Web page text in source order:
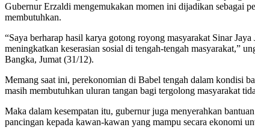
Gubernur Erzaldi mengemukakan momen ini dijadikan sebagai
membutuhkan.
“Saya berharap hasil karya gotong royong masyarakat Sinar
meningkatkan keserasian sosial di tengah-tengah masyarakat,”
Bangka, Jumat (31/12).
Memang saat ini, perekonomian di Babel tengah dalam kondisi
masih membutuhkan uluran tangan bagi tergolong masyarakat
Maka dalam kesempatan itu, gubernur juga menyerahkan
pancingan kepada kawan-kawan yang mampu secara ekonomi